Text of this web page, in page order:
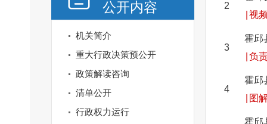
公开内容
机关简介
重大行政决策预公开
政策解读咨询
清单公开
行政权力运行
2
视
3
霍邱
负
4
霍邱
图
霍邱